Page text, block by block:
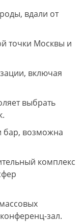
вдали от
точки Москвы и
включая
выбрать
бар, возможна
комплекс
зал.